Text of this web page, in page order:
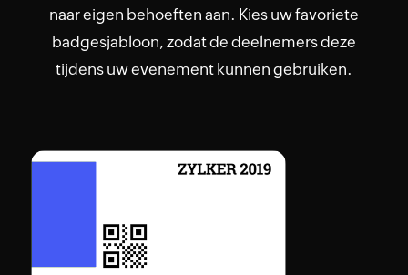
naar eigen behoeften aan. Kies uw favoriete
badgesjabloon, zodat de deelnemers deze
tijdens uw evenement kunnen gebruiken.